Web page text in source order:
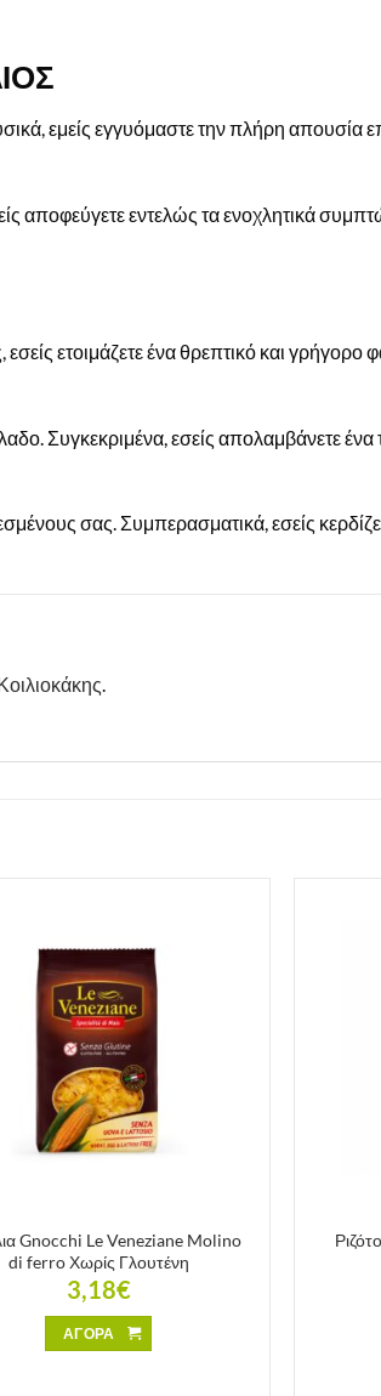
εμείς εγγυόμαστε την πλήρη απουσία
αποφεύγετε εντελώς τα ενοχλητικά
ετοιμάζετε ένα θρεπτικό και γρήγορο
Συγκεκριμένα, εσείς απολαμβάνετε ένα
σας. Συμπερασματικά, εσείς
.
Gnocchi Le Veneziane Molino
di ferro Χωρίς Γλουτένη
3,18€
ΑΓΟΡΑ